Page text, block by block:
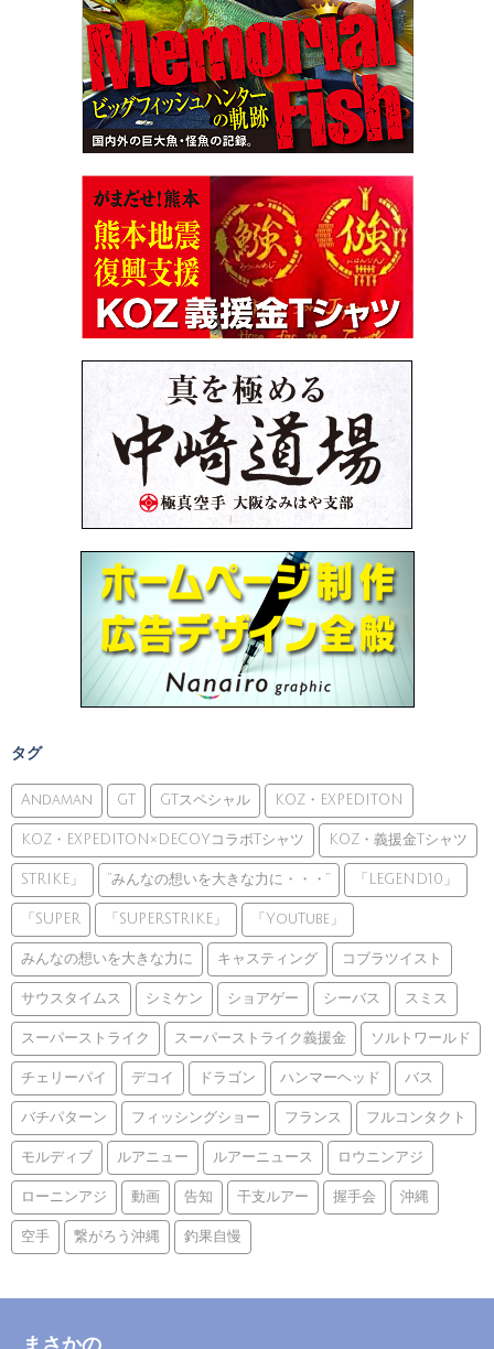
タグ
Andaman GT GTスペシャル KOZ・EXPEDITON
KOZ・EXPEDITON×DECOYコラボTシャツ KOZ・義援金Tシャツ
STRIKE」 ”みんなの想いを大きな力に・・・” 「LEGEND10」
「SUPER 「SUPERSTRIKE」 「YouTube」
みんなの想いを大きな力に キャスティング コブラツイスト
サウスタイムス シミケン ショアゲー シーバス スミス
スーパーストライク スーパーストライク義援金 ソルトワールド
チェリーパイ デコイ ドラゴン ハンマーヘッド バス
バチパターン フィッシングショー フランス フルコンタクト
モルディブ ルアニュー ルアーニュース ロウニンアジ
ローニンアジ 動画 告知 干支ルアー 握手会 沖縄
空手 繋がろう沖縄 釣果自慢
まさかの